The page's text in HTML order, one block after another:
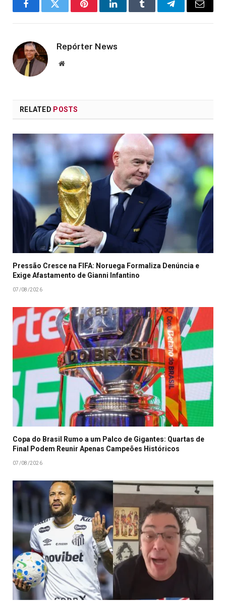
FacebookTwitter PinterestLinkedInTumblr TelegramEmail
Repórter News
Website
RELATED POSTS
Pressão Cresce na FIFA: Noruega Formaliza Denúncia e
Exige Afastamento de Gianni Infantino
07/08/2026
Copa do Brasil Rumo a um Palco de Gigantes: Quartas de
Final Podem Reunir Apenas Campeões Históricos
07/08/2026